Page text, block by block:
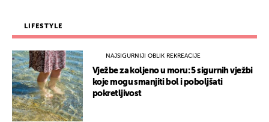
LIFESTYLE
NAJSIGURNIJI OBLIK REKREACIJE
Vježbe za koljeno u moru: 5 sigurnih vježbi
koje mogu smanjiti bol i poboljšati
pokretljivost